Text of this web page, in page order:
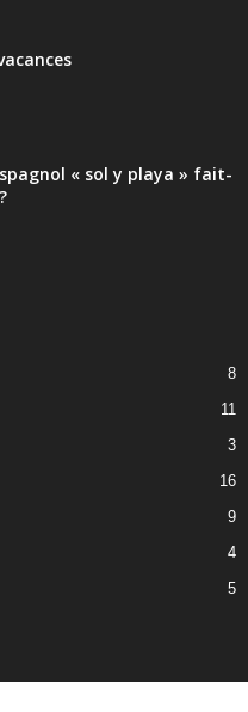
« sol y playa » fait-
8
11
3
16
9
4
5